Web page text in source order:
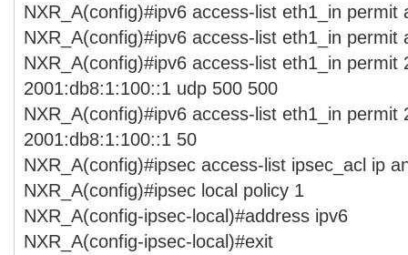
NXR_A(config)#ipv6 access-list eth1_in permit
NXR_A(config)#ipv6 access-list eth1_in permit
NXR_A(config)#ipv6 access-list eth1_in permit
2001:db8:1:100::1 udp 500 500
NXR_A(config)#ipv6 access-list eth1_in permit
2001:db8:1:100::1 50
NXR_A(config)#ipsec access-list ipsec_acl ip
NXR_A(config)#ipsec local policy 1
NXR_A(config-ipsec-local)#address ipv6
NXR_A(config-ipsec-local)#exit